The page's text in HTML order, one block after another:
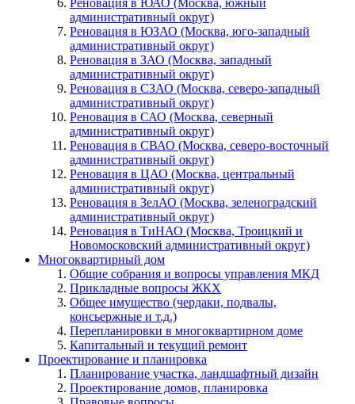
Реновация в ЮАО (Москва, южный
административный округ)
Реновация в ЮЗАО (Москва, юго-западный
административный округ)
Реновация в ЗАО (Москва, западный
административный округ)
Реновация в СЗАО (Москва, северо-западный
административный округ)
Реновация в САО (Москва, северный
административный округ)
Реновация в СВАО (Москва, северо-восточный
административный округ)
Реновация в ЦАО (Москва, центральный
административный округ)
Реновация в ЗелАО (Москва, зеленоградский
административный округ)
Реновация в ТиНАО (Москва, Троицкий и
Новомосковский административный округ)
Многоквартирный дом
Общие собрания и вопросы управления МКД
Прикладные вопросы ЖКХ
Общее имущество (чердаки, подвалы,
консьержные и т.д.)
Перепланировки в многоквартирном доме
Капитальный и текущий ремонт
Проектирование и планировка
Планирование участка, ландшафтный дизайн
Проектирование домов, планировка